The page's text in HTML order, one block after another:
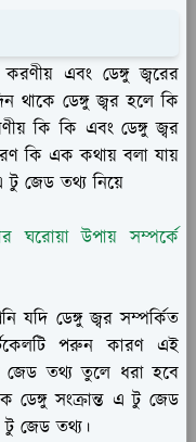
এবং ডেঙ্গু জ্বরের
থাকে ডেঙ্গু জ্বর হলে কি
কি কি এবং ডেঙ্গু জ্বর
কি এক কথায় বলা যায়
টু জেড তথ্য নিয়ে
ঘরোয়া উপায় সম্পর্কে
যদি ডেঙ্গু জ্বর সম্পর্কিত
পরুন কারণ এই
জেড তথ্য তুলে ধরা হবে
ডেঙ্গু সংক্রান্ত এ টু জেড
টু জেড তথ্য।